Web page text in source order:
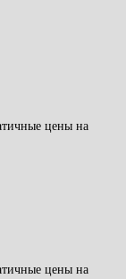
цены на
цены на